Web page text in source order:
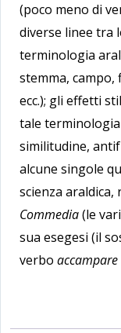
(poco meno di
diverse linee tra
terminologia
stemma,
ecc.); gli effetti
tale
similitudine,
alcune singole
scienza
Commedia(le
sua esegesi (il
verbo accampare